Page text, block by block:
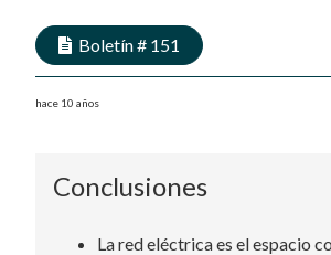
Boletín # 151
hace 10 años
Conclusiones
La red eléctrica es el espacio